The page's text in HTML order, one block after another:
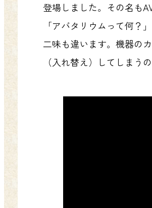
登場しました。その名も
「アバタリウムって何
二味も違います。機器の
（入れ替え）してしまう